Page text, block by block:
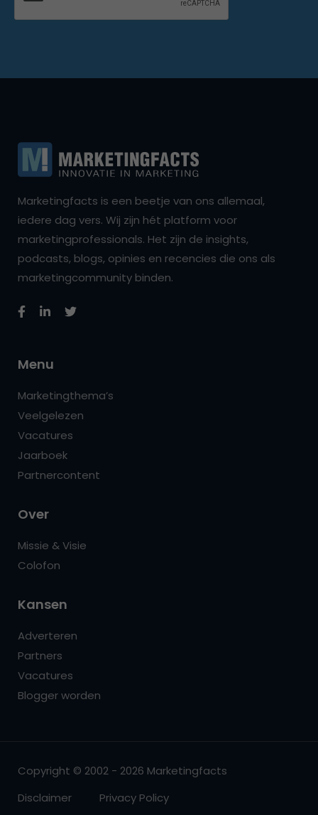
Marketingfacts is een beetje van ons allemaal,
iedere dag vers. Wij zijn hét platform voor
marketingprofessionals. Het zijn de insights,
podcasts, blogs, opinies en recencies die ons als
marketingcommunity binden.
Menu
Marketingthema’s
Veelgelezen
Vacatures
Jaarboek
Partnercontent
Over
Missie & Visie
Colofon
Kansen
Adverteren
Partners
Vacatures
Blogger worden
Copyright © 2002 - 2026 Marketingfacts
Disclaimer
Privacy Policy